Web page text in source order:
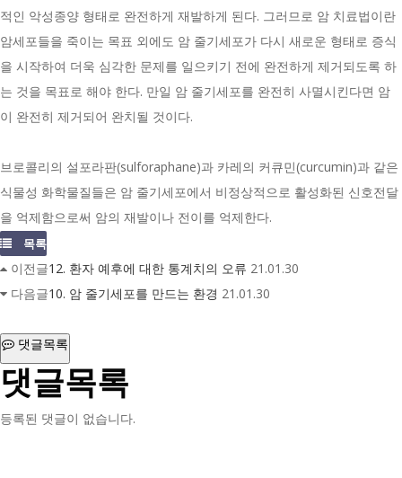
적인 악성종양 형태로 완전하게 재발하게 된다. 그러므로 암 치료법이란
암세포들을 죽이는 목표 외에도 암 줄기세포가 다시 새로운 형태로 증식
을 시작하여 더욱 심각한 문제를 일으키기 전에 완전하게 제거되도록 하
는 것을 목표로 해야 한다. 만일 암 줄기세포를 완전히 사멸시킨다면 암
이 완전히 제거되어 완치될 것이다.
브로콜리의 설포라판(sulforaphane)과 카레의 커큐민(curcumin)과 같은
식물성 화학물질들은 암 줄기세포에서 비정상적으로 활성화된 신호전달
을 억제함으로써 암의 재발이나 전이를 억제한다.
목록
이전글12. 환자 예후에 대한 통계치의 오류 21.01.30
다음글10. 암 줄기세포를 만드는 환경 21.01.30
댓글목록
댓글목록
등록된 댓글이 없습니다.